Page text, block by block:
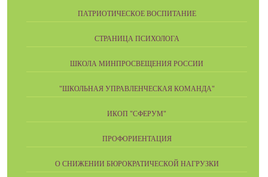
ПАТРИОТИЧЕСКОЕ ВОСПИТАНИЕ
СТРАНИЦА ПСИХОЛОГА
ШКОЛА МИНПРОСВЕЩЕНИЯ РОССИИ
"ШКОЛЬНАЯ УПРАВЛЕНЧЕСКАЯ КОМАНДА"
ИКОП "СФЕРУМ"
ПРОФОРИЕНТАЦИЯ
О СНИЖЕНИИ БЮРОКРАТИЧЕСКОЙ НАГРУЗКИ